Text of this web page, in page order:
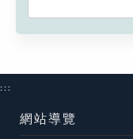
:::
網站導覽